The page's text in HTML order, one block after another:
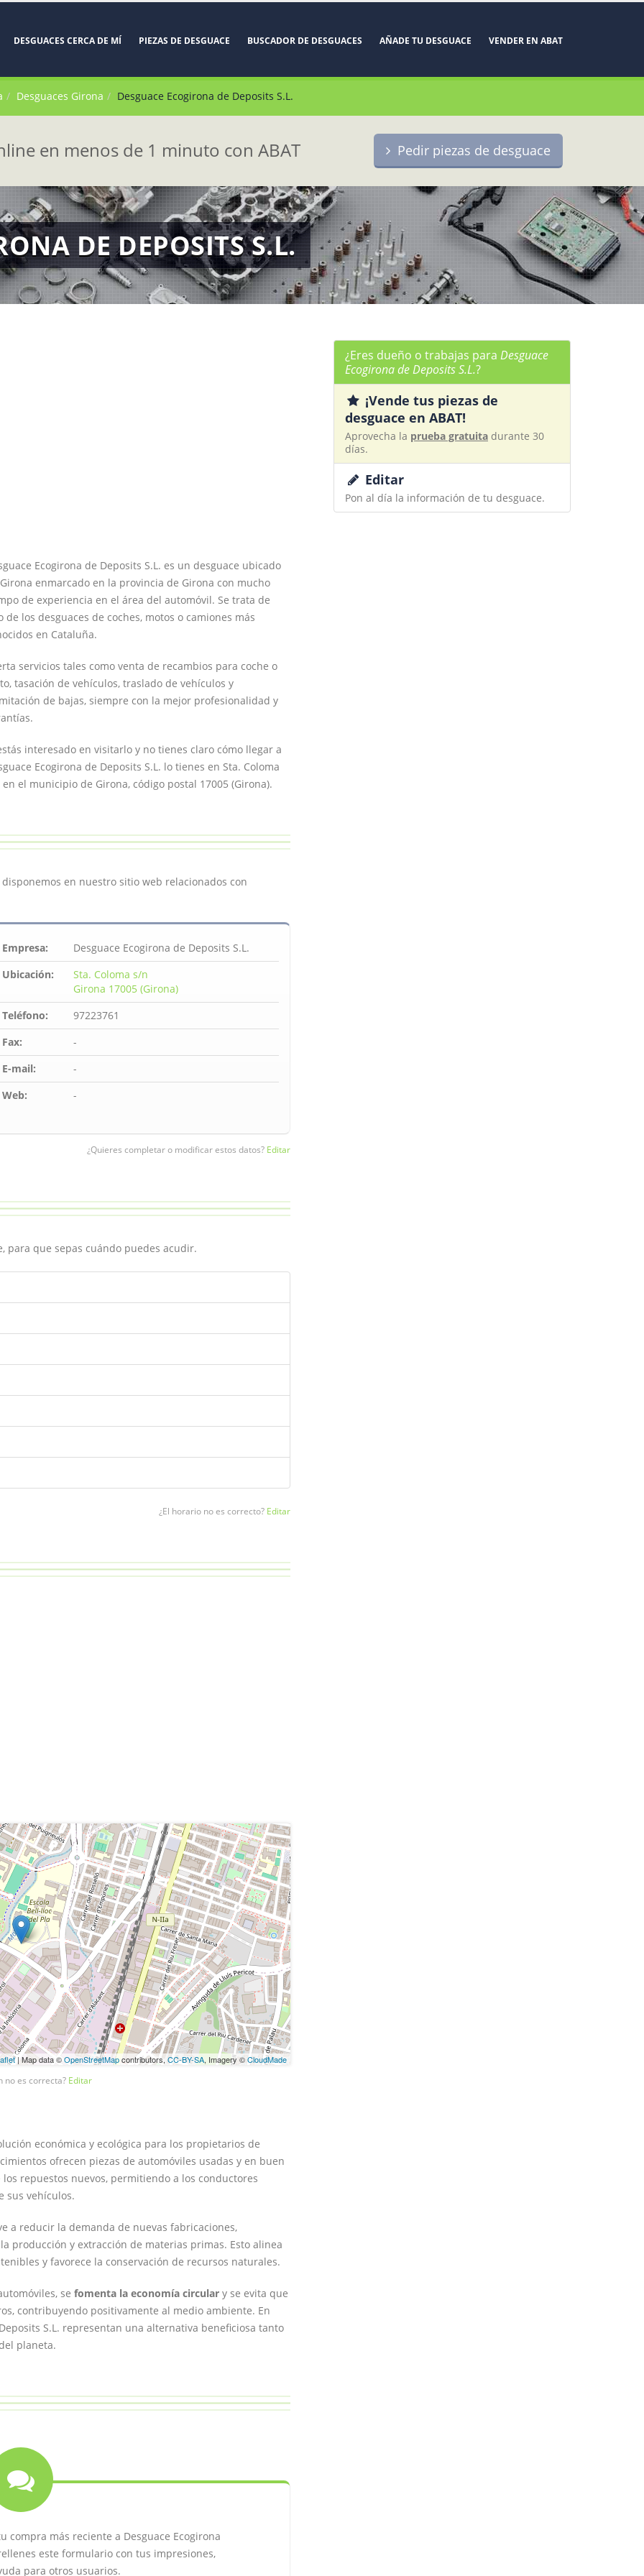
DESGUACES CERCA DE MÍ PIEZAS DE DESGUACE BUSCADOR DE DESGUACES AÑADE TU DESGUACE VENDER EN ABAT
Desguaces Girona Desguace Ecogirona de Deposits S.L.
en menos de 1 minuto con ABAT Pedir piezas de desguace
DE DEPOSITS S.L.
Ecogirona de Deposits S.L. es un desguace ubicado
enmarcado en la provincia de Girona con mucho
de experiencia en el área del automóvil. Se trata de
de los desguaces de coches, motos o camiones más
en Cataluña.
servicios tales como venta de recambios para coche o
tasación de vehículos, traslado de vehículos y
de bajas, siempre con la mejor profesionalidad y
interesado en visitarlo y no tienes claro cómo llegar a
Ecogirona de Deposits S.L. lo tienes en Sta. Coloma
el municipio de Girona, código postal 17005 (Girona).
en nuestro sitio web relacionados con
Empresa:
Desguace Ecogirona de Deposits S.L.
Ubicación:
Sta. Coloma s/n
Girona 17005 (Girona)
Teléfono:
97223761
Fax:
-
E-mail:
-
Web:
-
¿Quieres completar o modificar estos datos? Editar
para que sepas cuándo puedes acudir.
¿El horario no es correcto? Editar
| Map data ©OpenStreetMapcontributors, CC-BY-SA, Imagery ©CloudMade
no es correcta? Editar
económica y ecológica para los propietarios de
ofrecen piezas de automóviles usadas y en buen
repuestos nuevos, permitiendo a los conductores
sus vehículos.
a reducir la demanda de nuevas fabricaciones,
producción y extracción de materias primas. Esto alinea
y favorece la conservación de recursos naturales.
se fomenta la economía circular y se evita que
contribuyendo positivamente al medio ambiente. En
S.L. representan una alternativa beneficiosa tanto
planeta.
más reciente a Desguace Ecogirona
este formulario con tus impresiones,
para otros usuarios.
¿Eres dueño o trabajas para Desguace
Ecogirona de Deposits S.L.?
¡Vende tus piezas de
desguace en ABAT!
Aprovecha la prueba gratuita durante 30
días.
Editar
Pon al día la información de tu desguace.